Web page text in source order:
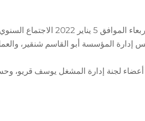
حيث عقد صباح يوم
إدارة المؤسسة أبو القاسم شنقير،
لجنة إدارة المشغل يوسف قريو،